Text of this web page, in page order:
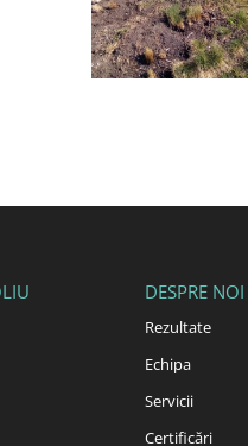
DESPRE NOI
Rezultate
Echipa
Servicii
Certificări